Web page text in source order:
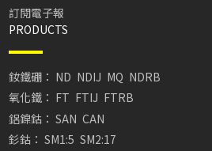
訂閱電子報
PRODUCTS
釹鐵硼： ND NDIJ MQ NDRB
氧化鐵： FT FTIJ FTRB
鋁鎳鈷： SAN CAN
釤鈷： SM1:5 SM2:17